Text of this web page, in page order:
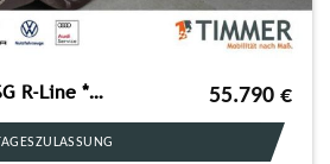
VW Passat 2,0 TDI DSG R-Line *AHK*PANORAMA-DACH*STA 55.790 €
TAGESZULASSUNG